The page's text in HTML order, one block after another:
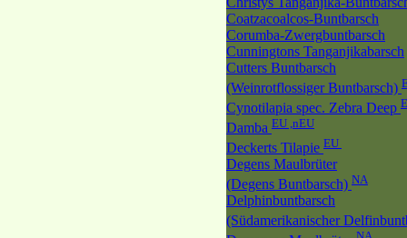
Coatzacoalcos-Buntbarsch
Corumba-Zwergbuntbarsch
Cunningtons Tanganjikabarsch
Cutters Buntbarsch
(Weinrotflossiger Buntbarsch)
Cynotilapia spec. Zebra Deep
Damba EU ,nEU
Deckerts Tilapie EU
Degens Maulbrüter
(Degens Buntbarsch) NA
Delphinbuntbarsch
(Südamerikanischer